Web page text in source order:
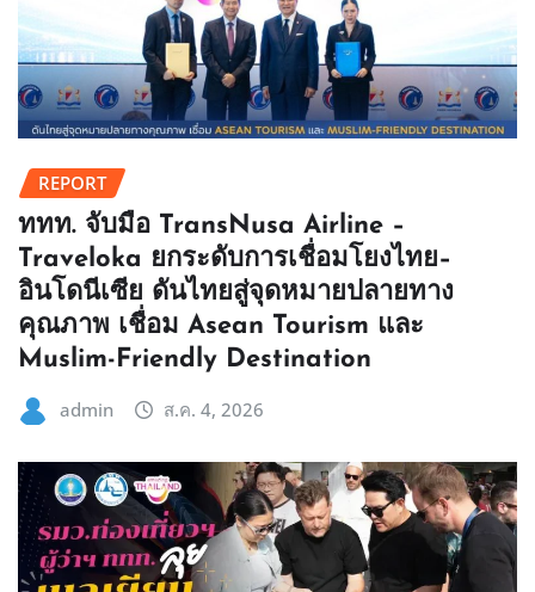
REPORT
ททท. จับมือ TransNusa Airline –
Traveloka ยกระดับการเชื่อมโยงไทย–
อินโดนีเซีย ดันไทยสู่จุดหมายปลายทาง
คุณภาพ เชื่อม Asean Tourism และ
Muslim-Friendly Destination
admin ส.ค. 4, 2026